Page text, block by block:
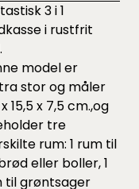
3 i 1
i rustfrit
model er
stor og måler
x 15,5 x 7,5 cm.,og
tre
rum: 1 rum til
eller boller, 1
til grøntsager